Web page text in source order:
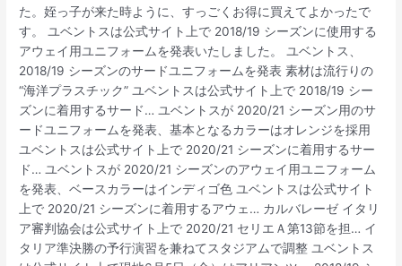
た。姪っ子が来た時ように、すっごくお得に買えてよかったで
す。 ユベントスは公式サイト上で 2018/19 シーズンに使用する
アウェイ用ユニフォームを発表いたしました。 ユベントス、
2018/19 シーズンのサードユニフォームを発表 素材は流行りの
“海洋プラスチック” ユベントスは公式サイト上で 2018/19 シー
ズンに着用するサード… ユベントスが 2020/21 シーズン用のサ
ードユニフォームを発表、基本となるカラーはオレンジを採用
ユベントスは公式サイト上で 2020/21 シーズンに着用するサー
ド… ユベントスが 2020/21 シーズンのアウェイ用ユニフォーム
を発表、ベースカラーはインディゴ色 ユベントスは公式サイト
上で 2020/21 シーズンに着用するアウェ… カルバレーゼ イタリ
ア審判協会は公式サイト上で 2020/21 セリエＡ第13節を担… イ
タリア準決勝の予行演習を兼ねてスタジアムで調整 ユベントス